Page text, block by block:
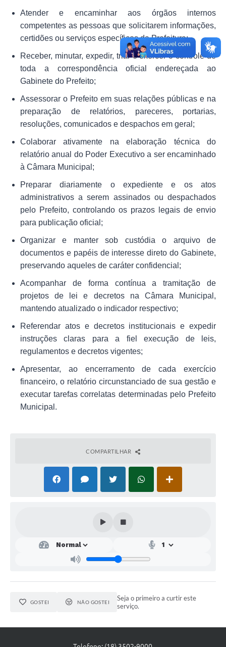
Atender e encaminhar aos órgãos internos
competentes as pessoas que solicitarem informações,
certidões ou serviços específicos da Prefeitura;
Receber, minutar, expedir, triar e exercer o controle de
toda a correspondência oficial endereçada ao
Gabinete do Prefeito;
Assessorar o Prefeito em suas relações públicas e na
preparação de relatórios, pareceres, portarias,
resoluções, comunicados e despachos em geral;
Colaborar ativamente na elaboração técnica do
relatório anual do Poder Executivo a ser encaminhado
à Câmara Municipal;
Preparar diariamente o expediente e os atos
administrativos a serem assinados ou despachados
pelo Prefeito, controlando os prazos legais de envio
para publicação oficial;
Organizar e manter sob custódia o arquivo de
documentos e papéis de interesse direto do Gabinete,
preservando aqueles de caráter confidencial;
Acompanhar de forma contínua a tramitação de
projetos de lei e decretos na Câmara Municipal,
mantendo atualizado o indicador respectivo;
Referendar atos e decretos institucionais e expedir
instruções claras para a fiel execução de leis,
regulamentos e decretos vigentes;
Apresentar, ao encerramento de cada exercício
financeiro, o relatório circunstanciado de sua gestão e
executar tarefas correlatas determinadas pelo Prefeito
Municipal.
COMPARTILHAR
GOSTEI NÃO GOSTEI
Seja o primeiro a curtir este
serviço.